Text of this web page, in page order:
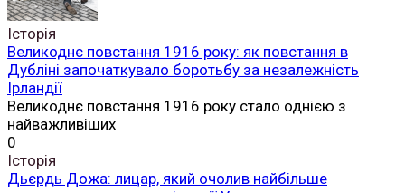
Історія
Великоднє повстання 1916 року: як повстання в
Дубліні започаткувало боротьбу за незалежність
Ірландії
Великоднє повстання 1916 року стало однією з
найважливіших
0
Історія
Дьєрдь Дожа: лицар, який очолив найбільше